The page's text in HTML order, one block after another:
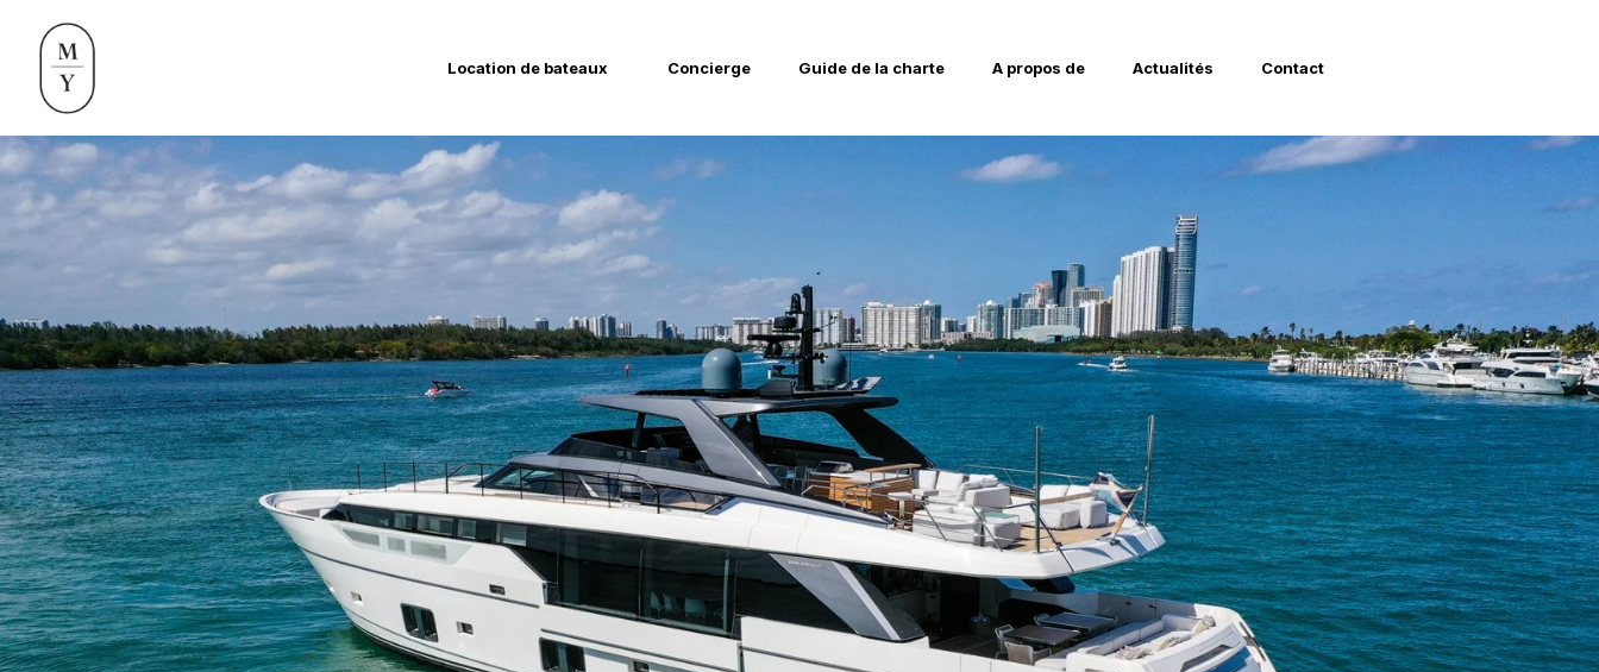
Location de bateaux Concierge Guide de la charte A propos de Actualités Contact